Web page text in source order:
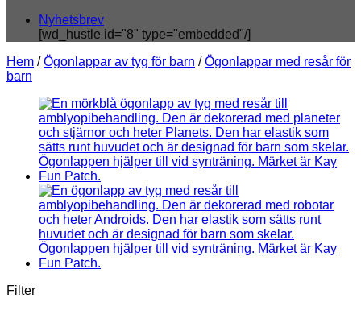
Nyhetsbrev
[wd_hustle id="8" type="embedded"/]
Hem / Ögonlappar av tyg för barn / Ögonlappar med resår för
barn
Filter